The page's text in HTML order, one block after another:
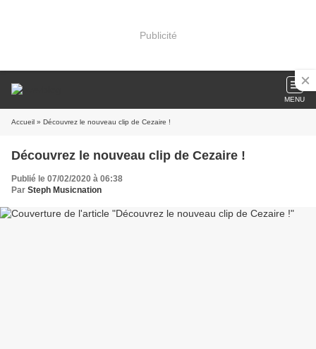
Publicité
MENU
Accueil » Découvrez le nouveau clip de Cezaire !
Découvrez le nouveau clip de Cezaire !
Publié le 07/02/2020 à 06:38
Par Steph Musicnation